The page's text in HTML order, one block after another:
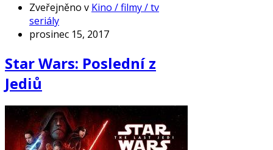
Zveřejněno v Kino / filmy / tv
seriály
prosinec 15, 2017
Star Wars: Poslední z
Jediů